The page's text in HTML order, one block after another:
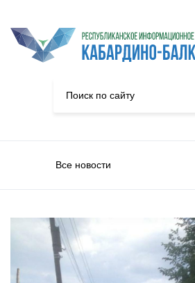
Все новости
Нацпроекты